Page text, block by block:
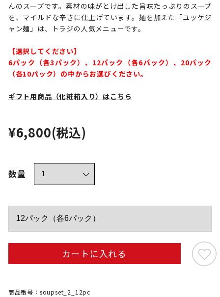
んのスープです。素材の味がとけ出した旨味たっぷりのスープ
を、マイルドな辛さに仕上げています。麺を加えた「ユッケジ
ャン麺」は、トラジの人気メニューです。
【選択してください】
6パック（各3パック）、12パック（各6パック）、20パック
（各10パック）の中からお選びください。
ギフト用商品（化粧箱入り）はこちら
¥6,800(税込)
数量
カートに入れる
商品番号：soupset_2_12pc